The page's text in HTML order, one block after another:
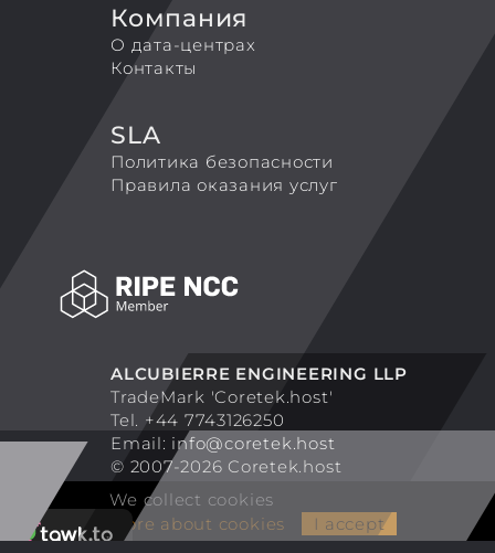
ALCUBIERRE ENGINEERING LLP
TradeMark 'Coretek.host'
Tel. +44 7743126250
Email: info@coretek.host
© 2007-2026 Coretek.host
Компания
О дата-центрах
Контакты
SLA
Политика безопасности
Правила оказания услуг
We collect cookies
More about cookies
I accept